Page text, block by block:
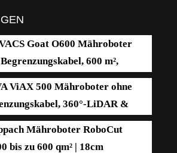
Goat O600 Mähroboter
600 m²,
Navigation,
KI-Hindernisvermeidung, App
0,7 m schmale Stellen
ViAX 500 Mähroboter ohne
360°-LiDAR &
KI-Vision
Mähroboter RoboCut
bis zu 600 qm² | 18cm